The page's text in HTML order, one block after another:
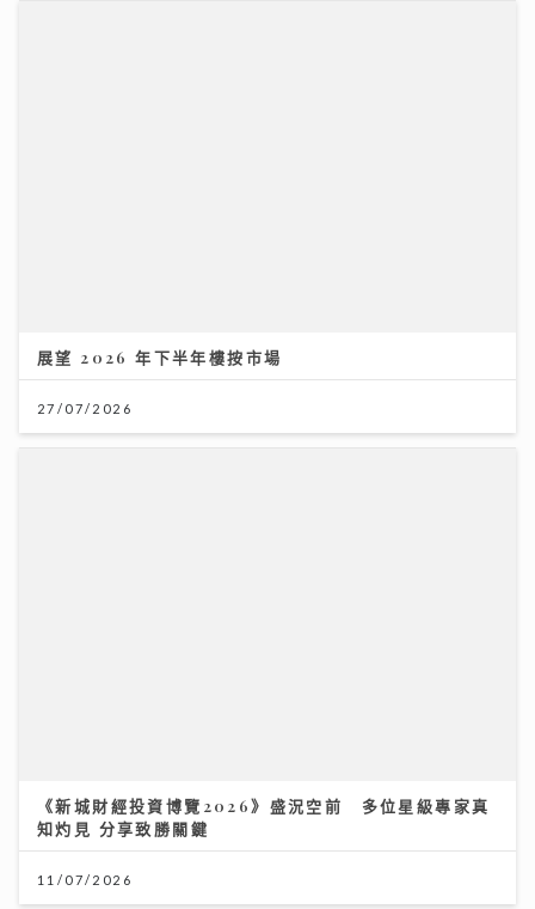
展望 2026 年下半年樓按市場
27/07/2026
《新城財經投資博覽2026》盛況空前 多位星級專家真
知灼見 分享致勝關鍵
11/07/2026